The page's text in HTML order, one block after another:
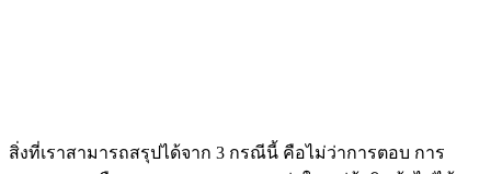
สิ่งที่เราสามารถสรุปได้จาก 3 กรณีนี้ คือไม่ว่าการตอบ การ